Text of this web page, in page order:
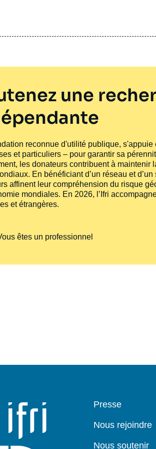
une
reconnue d'utilité publique,
et particuliers – pour garantir sa
les donateurs contribuent à maintenir
En bénéficiant d’un réseau et
affinent leur compréhension du risque
mondiales. En 2026, l’Ifri
et étrangères.
êtes un professionnel
Pied
Presse
Nous rejoindre
Nous soutenir